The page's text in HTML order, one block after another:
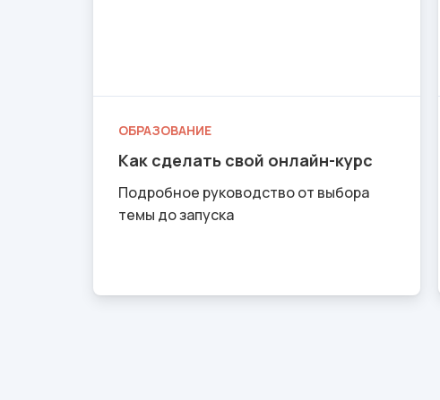
ОБРАЗОВАНИЕ
Как сделать свой онлайн-курс
Подробное руководство от выбора
темы до запуска